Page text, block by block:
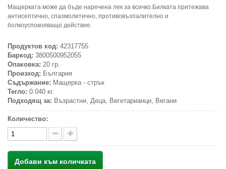
Мащерката може да бъде наречена лек за всичко.Билката притежава
антисептично, спазмолитично, противовъзпалително и
болкоуспокояващо действие.
Продуктов код: 42317755
Баркод: 3800500952055
Опаковка: 20 гр.
Произход: България
Съдържание: Мащерка - стрък
Тегло: 0.040 кг.
Подходящ за: Възрастни, Деца, Вегетарианци, Вегани
Количество:
Добави към количката